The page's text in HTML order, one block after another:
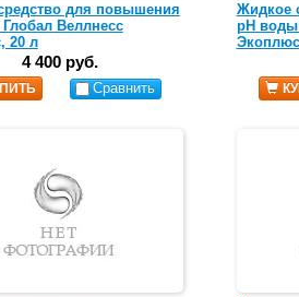
для повышения
Веллнесс
20 л
4 400 руб.
Сравнить
Жидкое
pH воды